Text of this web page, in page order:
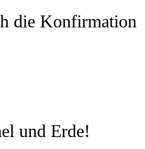
die Konfirmation
und Erde!